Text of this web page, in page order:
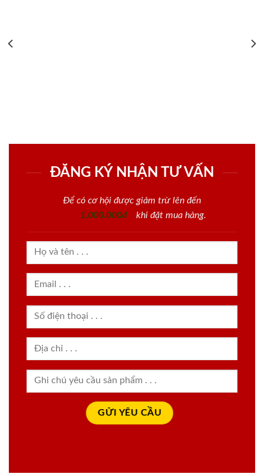
ĐĂNG KÝ NHẬN TƯ VẤN
Để có cơ hội được giảm trừ lên đến
1.000.000đ
khi đặt mua hàng.